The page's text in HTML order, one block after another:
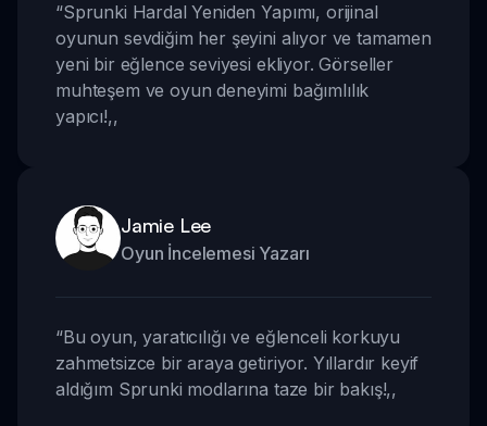
“Sprunki Hardal Yeniden Yapımı, orijinal
oyunun sevdiğim her şeyini alıyor ve tamamen
yeni bir eğlence seviyesi ekliyor. Görseller
muhteşem ve oyun deneyimi bağımlılık
yapıcı!,,
Jamie Lee
Oyun İncelemesi Yazarı
“Bu oyun, yaratıcılığı ve eğlenceli korkuyu
zahmetsizce bir araya getiriyor. Yıllardır keyif
aldığım Sprunki modlarına taze bir bakış!,,